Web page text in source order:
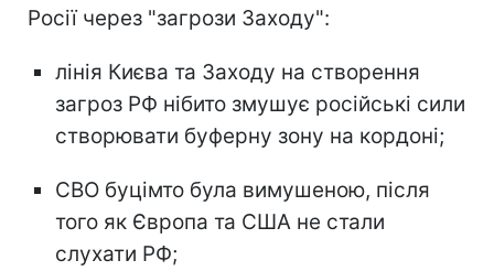
Росії через "загрози Заходу":
лінія Києва та Заходу на створення
загроз РФ нібито змушує російські сили
створювати буферну зону на кордоні;
СВО буцімто була вимушеною, після
того як Європа та США не стали
слухати РФ;